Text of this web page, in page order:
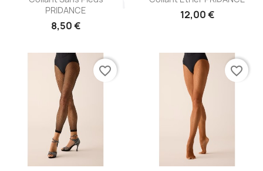
PRIDANCE
8,50 €
12,00 €
favorite_border favorite_border